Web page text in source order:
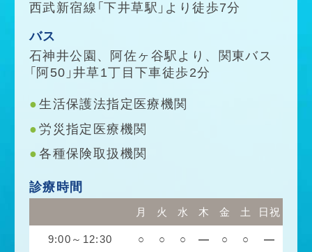
西武新宿線「下井草駅」より徒歩7分
バス
石神井公園、阿佐ヶ谷駅より、関東バス
「阿50」井草1丁目下車徒歩2分
生活保護法指定医療機関
労災指定医療機関
各種保険取扱機関
診療時間
月 火 水 木 金 土 日祝
9:00～12:30 ○ ○ ○ ― ○ ○ ―